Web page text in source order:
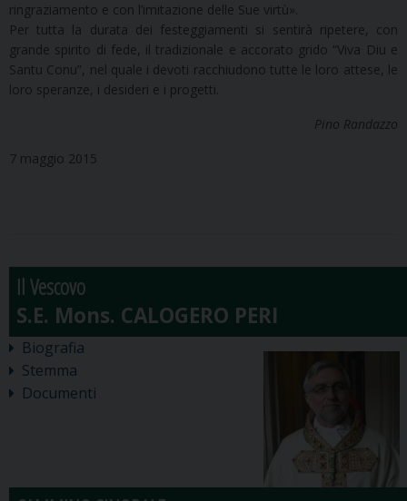
ringraziamento e con l’imitazione delle Sue virtù».
Per tutta la durata dei festeggiamenti si sentirà ripetere, con
grande spirito di fede, il tradizionale e accorato grido “Viva Diu e
Santu Conu”, nel quale i devoti racchiudono tutte le loro attese, le
loro speranze, i desideri e i progetti.
Pino Randazzo
7 maggio 2015
Il Vescovo
Biografia
Stemma
Documenti